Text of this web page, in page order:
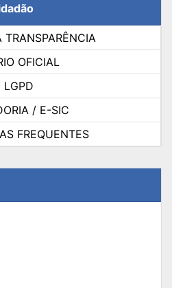
TRANSPARÊNCIA
OFICIAL
LGPD
/ E-SIC
FREQUENTES